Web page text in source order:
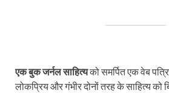
एक बुक जर्नल साहित्यको समर्पित एक वेब
लोकप्रिय और गंभीर दोनों तरह के साहित्य को